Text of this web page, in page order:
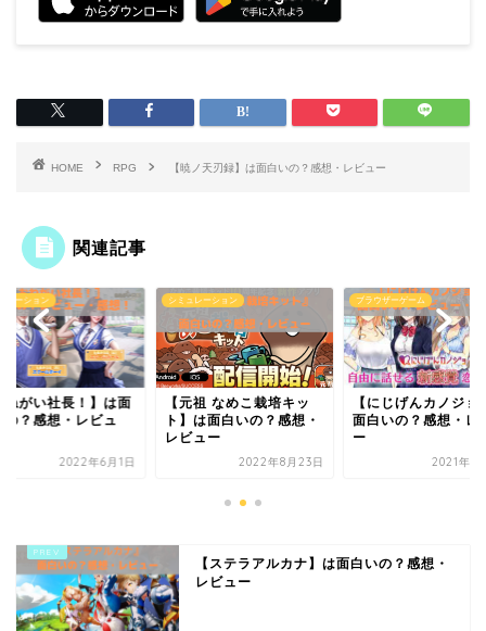
HOME RPG 【暁ノ天刃録】は面白いの？感想・レビュー
関連記事
レーション
ねがい社長！】は面
の？感想・レビュ
2022年6月1日
シミュレーション
【元祖 なめこ栽培キッ
ト】は面白いの？感想・
レビュー
2022年8月23日
ブラウザーゲーム
【にじげんカノジョ
面白いの？感想・レ
ー
2021年11
【ステラアルカナ】は面白いの？感想・
レビュー